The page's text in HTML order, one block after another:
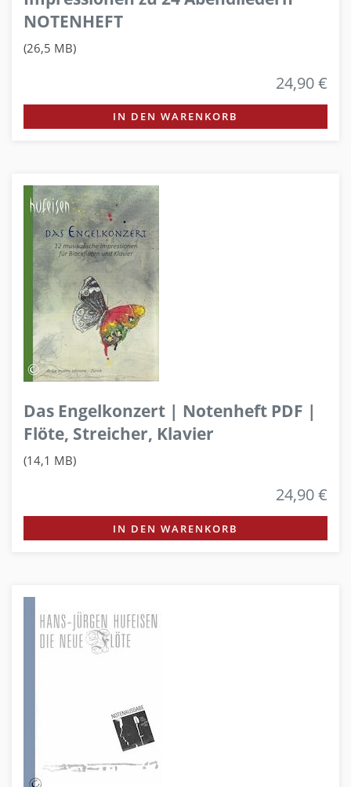
NOTENHEFT
(26,5 MB)
24,90 €
IN DEN WARENKORB
Das Engelkonzert | Notenheft PDF |
Flöte, Streicher, Klavier
(14,1 MB)
24,90 €
IN DEN WARENKORB